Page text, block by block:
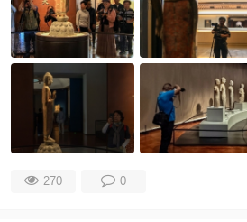
270 0